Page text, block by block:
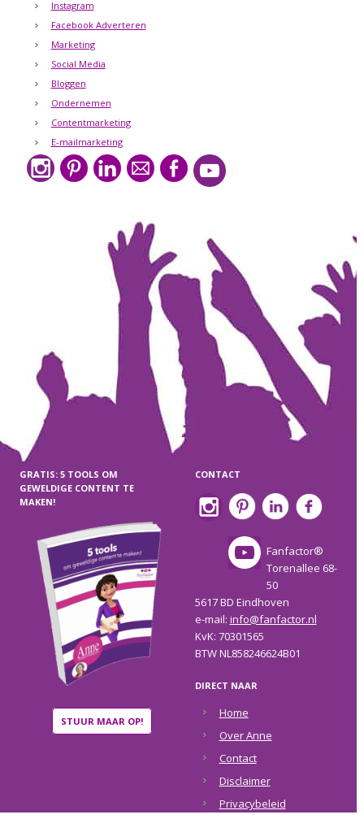
Instagram
Facebook Adverteren
Marketing
Social Media
Bloggen
Ondernemen
Contentmarketing
E-mailmarketing
GRATIS: 5 TOOLS OM
GEWELDIGE CONTENT TE
MAKEN!
STUUR MAAR OP!
CONTACT
Fanfactor®
Torenallee 68-
50
5617 BD Eindhoven
e-mail: info@fanfactor.nl
KvK: 70301565
BTW NL858246624B01
DIRECT NAAR
Home
Over Anne
Contact
Disclaimer
Privacybeleid